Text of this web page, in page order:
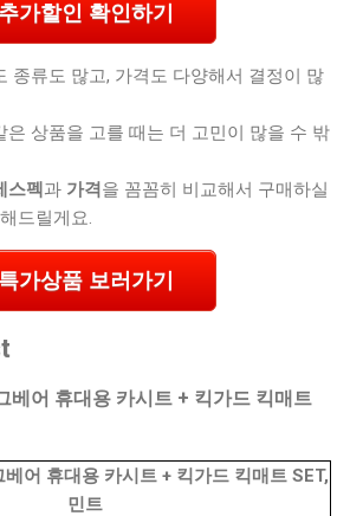
추가할인 확인하기
종류도 많고, 가격도 다양해서 결정이 많
은 상품을 고를 때는 더 고민이 많을 수 밖
스펙 과 가격 을 꼼꼼히 비교해서 구매하실
드릴게요.
특가상품 보러가기
베어 휴대용 카시트 + 킥가드 킥매트
어 휴대용 카시트 + 킥가드 킥매트 SET,
민트